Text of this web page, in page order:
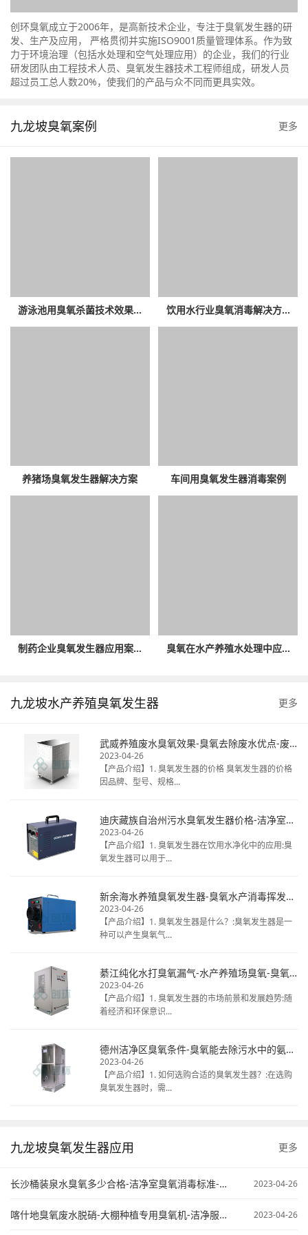
创环臭氧成立于2006年，是高新技术企业，专注于臭氧发生器的研
发、生产及应用， 严格贯彻并实施ISO9001质量管理体系。作为致
力于环境治理（包括水处理和空气处理应用）的企业，我们的行业
研发团队由工程技术人员、臭氧发生器技术工程师组成，研发人员
超过员工总人数20%，使我们的产品与众不同而更具实效。
九龙坡臭氧案例 更多
游泳池用臭氧杀菌技术效果... 饮用水行业臭氧消毒解决方...
养猪场臭氧发生器解决方案 车间用臭氧发生器消毒案例
制药企业臭氧发生器应用案... 臭氧在水产养殖水处理中应...
九龙坡水产养殖臭氧发生器 更多
武威养殖废水臭氧效果-臭氧去除废水优点-废水臭氧消毒厂家
2023-04-26
【产品介绍】1. 臭氧发生器的价格 臭氧发生器的价格
因品牌、型号、规格...
迪庆藏族自治州污水臭氧发生器价格-洁净室臭氧消毒热线电话-揭秘桶装水臭氧
2023-04-26
【产品介绍】1. 臭氧发生器在饮用水净化中的应用:臭
氧发生器可以用于...
新余海水养殖臭氧发生器-臭氧水产消毒挥发时间-天然矿泉水臭氧毒
2023-04-26
【产品介绍】1. 臭氧发生器是什么？:臭氧发生器是一
种可以产生臭氧气...
綦江纯化水打臭氧漏气-水产养殖场臭氧-臭氧发生器清洗冷库
2023-04-26
【产品介绍】1. 臭氧发生器的市场前景和发展趋势:随
着经济和环保意识...
德州洁净区臭氧条件-臭氧能去除污水中的氨氮不-臭氧在污水处理中的应用
2023-04-26
【产品介绍】1. 如何选购合适的臭氧发生器？:在选购
臭氧发生器时，需...
九龙坡臭氧发生器应用 更多
长沙桶装泉水臭氧多少合格-洁净室臭氧消毒标准-臭氧污水处理原来 2023-04-26
喀什地臭氧废水脱硝-大棚种植专用臭氧机-洁净服臭氧灭菌 2023-04-26